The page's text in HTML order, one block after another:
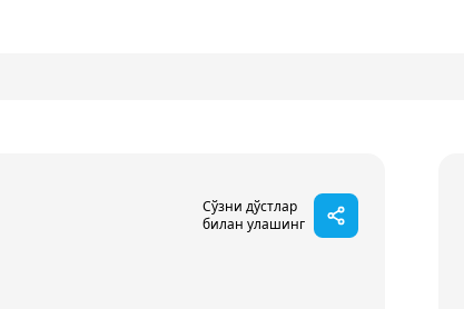
Сўзни дўстлар
билан улашинг